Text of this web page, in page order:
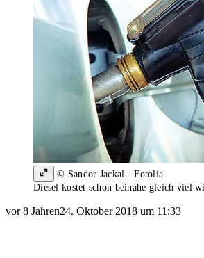
© Sandor Jackal - Fotolia
Diesel kostet schon beinahe gleich viel
vor 8 Jahren24. Oktober 2018 um 11:33